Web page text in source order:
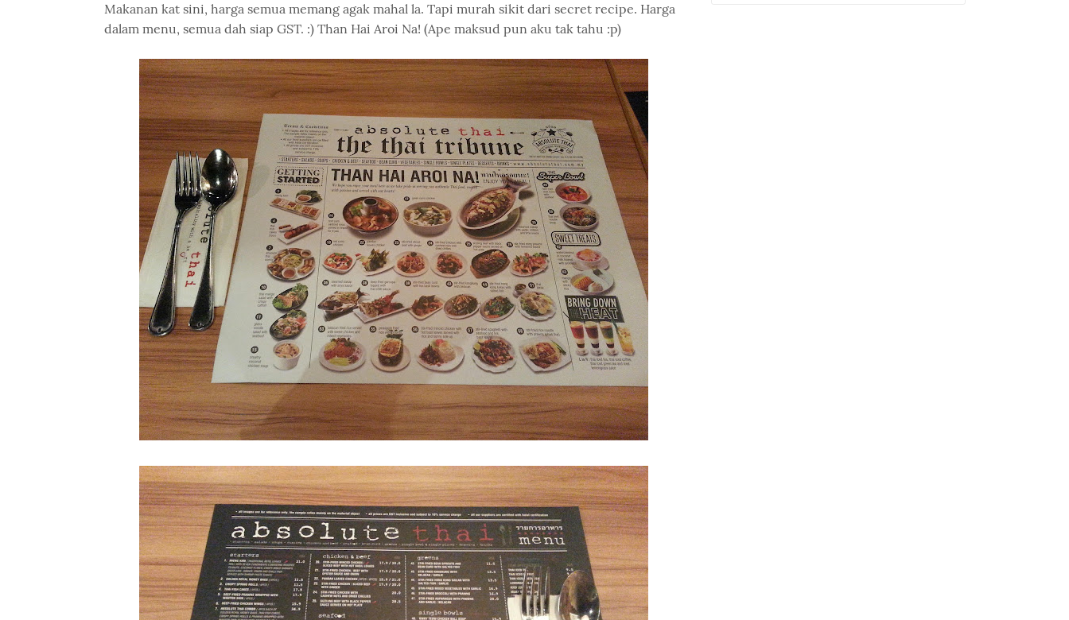
Makanan kat sini, harga semua memang agak mahal la. Tapi murah sikit dari secret recipe. Harga
dalam menu, semua dah siap GST. :) Than Hai Aroi Na! (Ape maksud pun aku tak tahu :p)